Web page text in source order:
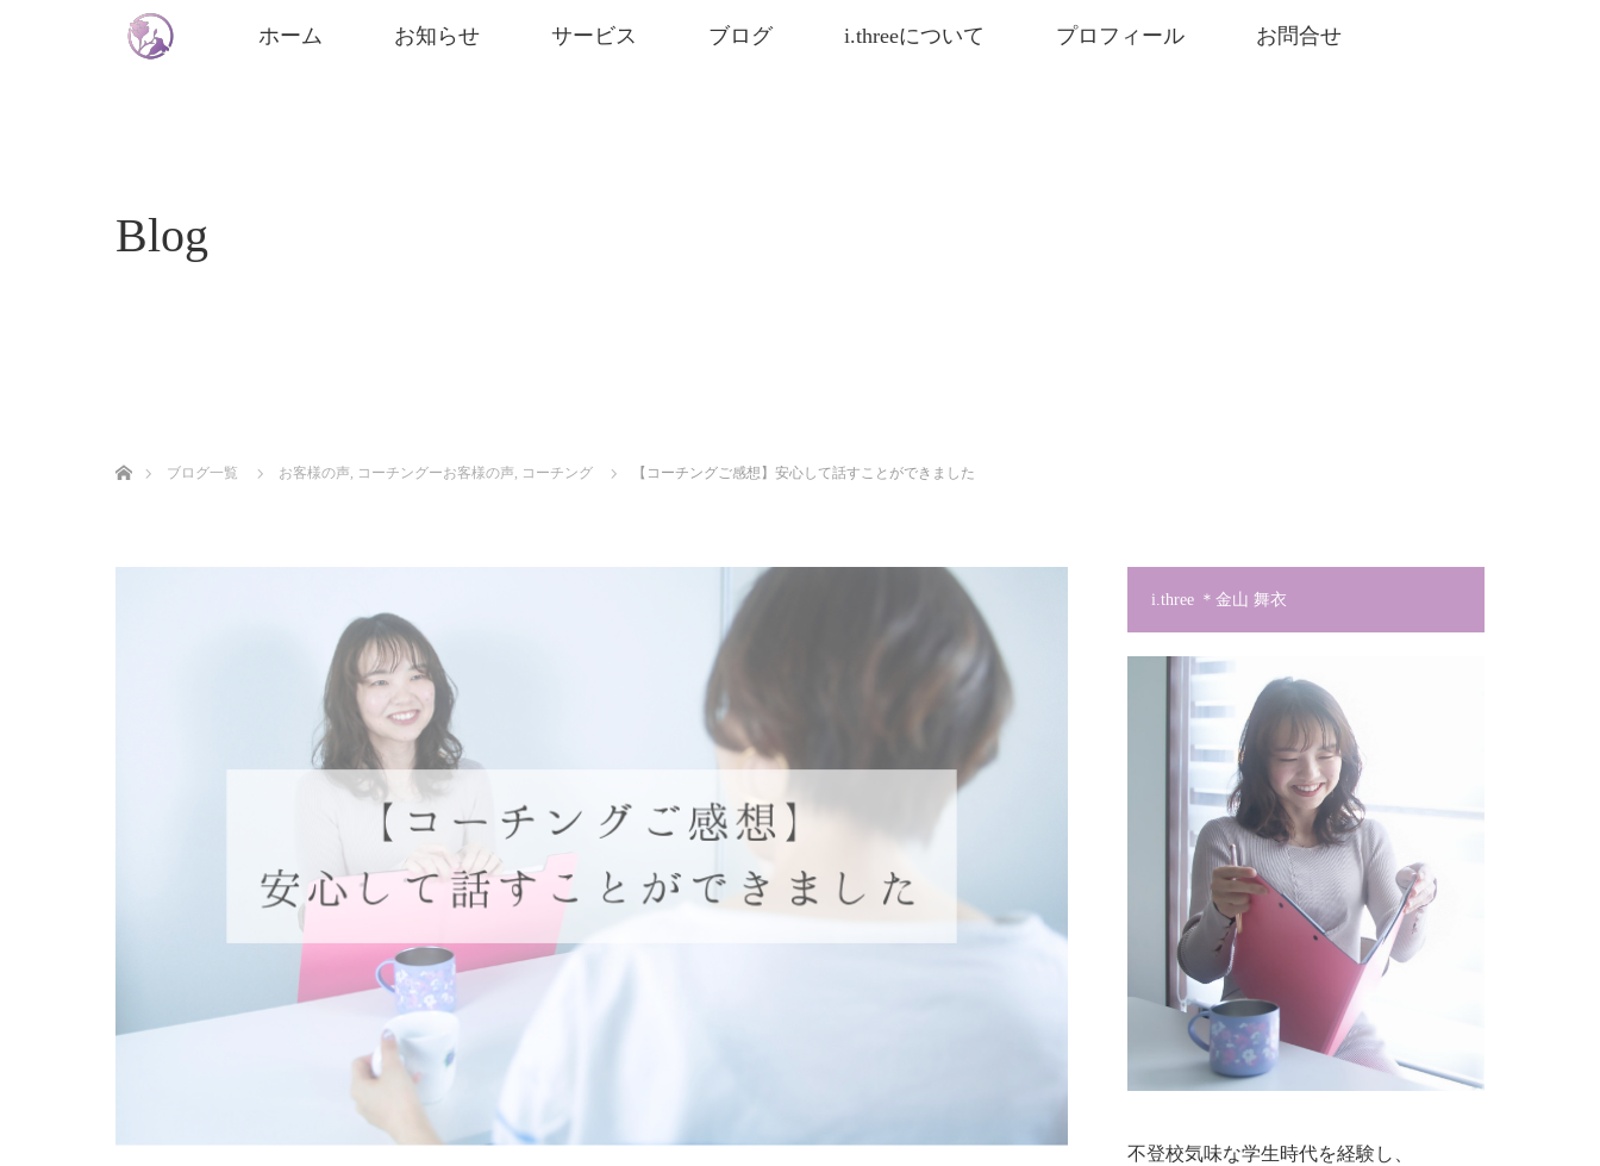
ホーム お知らせ サービス ブログ i.threeについて プロフィール お問合せ
Blog
ブログ一覧
お客様の声, コーチングーお客様の声, コーチング 【コーチングご感想】安心して話すことができました
i.three ＊金山 舞衣
不登校気味な学生時代を経験し、